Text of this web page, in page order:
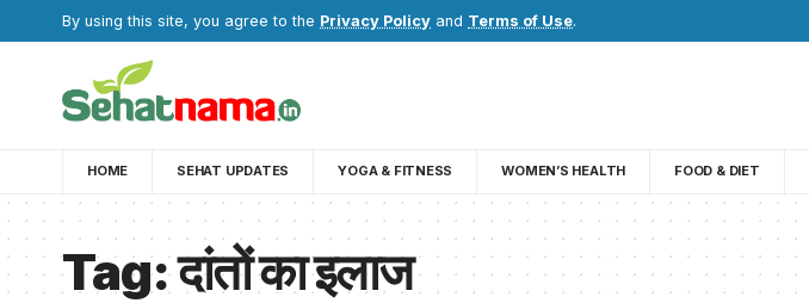
By using this site, you agree to the Privacy Policy and Terms of Use.
HOME SEHAT UPDATES YOGA & FITNESS WOMEN’S HEALTH FOOD & DIET
Tag:दांतों का इलाज